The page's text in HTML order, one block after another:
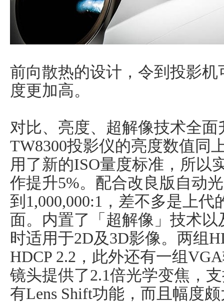
前向散热的设计，令到投影
度更加高。
对比、亮度、超解像技术全
TW8300投影仪的亮度数值同
用了新的ISO量度标准，所以
作提升5%。配合改良版自动
到1,000,000:1，差不多是上
面。内置了「超解像」技术
时适用于2D及3D影像。两组
HDCP 2.2，此外还有一组
镜头提供了2.1倍光学变焦，
有Lens Shift功能，而且幅度